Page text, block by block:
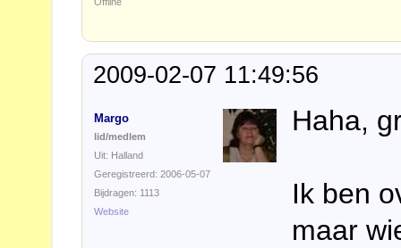
2009-02-07 11:49:56
Margo
lid/medlem
Uit: Halland
Geregistreerd: 2006-05-07
Bijdragen: 1113
Website
Haha,
Ik ben
maar